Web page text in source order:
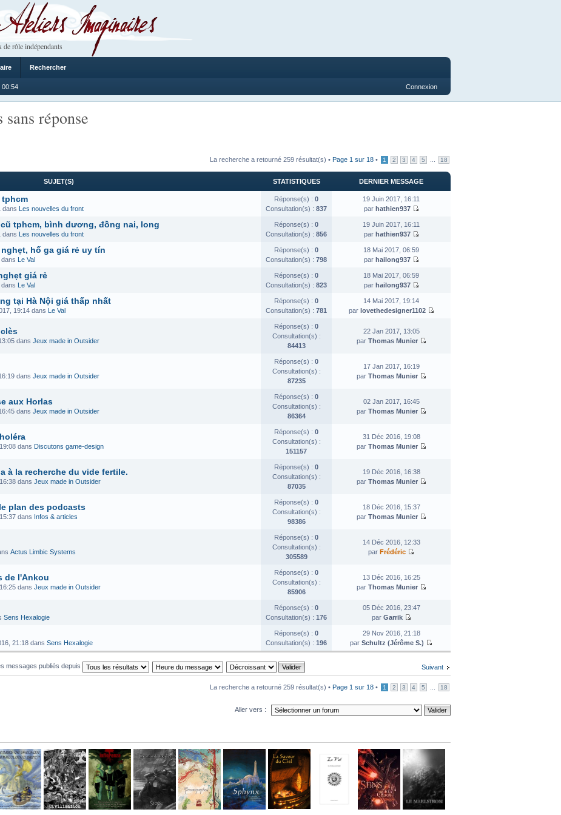
Imaginaires
de rôle indépendants
Rechercher
00:54 Connexion
sans réponse
La recherche a retourné 259 résultat(s) • Page 1 sur 18 • 1 2 3 4 5 18
SUJET(S) STATISTIQUES DERNIER MESSAGE
tphcm
dans Les nouvelles du front
Réponse(s) : 0
Consultation(s) : 837
19 Juin 2017, 16:11
par hathien937
tphcm, bình dương, đồng nai, long
dans Les nouvelles du front
Réponse(s) : 0
Consultation(s) : 856
19 Juin 2017, 16:11
par hathien937
hố ga giá rẻ uy tín
Le Val
Réponse(s) : 0
Consultation(s) : 798
18 Mai 2017, 06:59
par hailong937
giá rẻ
Le Val
Réponse(s) : 0
Consultation(s) : 823
18 Mai 2017, 06:59
par hailong937
tại Hà Nội giá thấp nhất
19:14 dans Le Val
Réponse(s) : 0
Consultation(s) : 781
14 Mai 2017, 19:14
par lovethedesigner1102
dans Jeux made in Outsider
Réponse(s) : 0
Consultation(s) :
84413
22 Jan 2017, 13:05
par Thomas Munier
dans Jeux made in Outsider
Réponse(s) : 0
Consultation(s) :
87235
17 Jan 2017, 16:19
par Thomas Munier
aux Horlas
dans Jeux made in Outsider
Réponse(s) : 0
Consultation(s) :
86364
02 Jan 2017, 16:45
par Thomas Munier
dans Discutons game-design
Réponse(s) : 0
Consultation(s) :
151157
31 Déc 2016, 19:08
par Thomas Munier
à la recherche du vide fertile.
dans Jeux made in Outsider
Réponse(s) : 0
Consultation(s) :
87035
19 Déc 2016, 16:38
par Thomas Munier
plan des podcasts
dans Infos & articles
Réponse(s) : 0
Consultation(s) :
98386
18 Déc 2016, 15:37
par Thomas Munier
Actus Limbic Systems
Réponse(s) : 0
Consultation(s) :
305589
14 Déc 2016, 12:33
par Frédéric
de l'Ankou
dans Jeux made in Outsider
Réponse(s) : 0
Consultation(s) :
85906
13 Déc 2016, 16:25
par Thomas Munier
Sens Hexalogie
Réponse(s) : 0
Consultation(s) : 176
05 Déc 2016, 23:47
par Garrik
21:18 dans Sens Hexalogie
Réponse(s) : 0
Consultation(s) : 196
29 Nov 2016, 21:18
par Schultz (Jérôme S.)
Suivant
messages publiés depuis
La recherche a retourné 259 résultat(s) • Page 1 sur 18 • 1 2 3 4 5 18
Aller vers :